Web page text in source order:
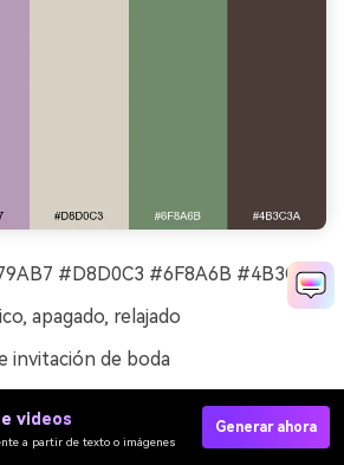
#D8D0C3 #6F8A6B #4B3C3A
apagado, relajado
invitación de boda
como los brezos en laderas
se sienten suaves pero
piedra cálido para papel y fondos,
videos
a partir de texto o imágenes
Generar ahora